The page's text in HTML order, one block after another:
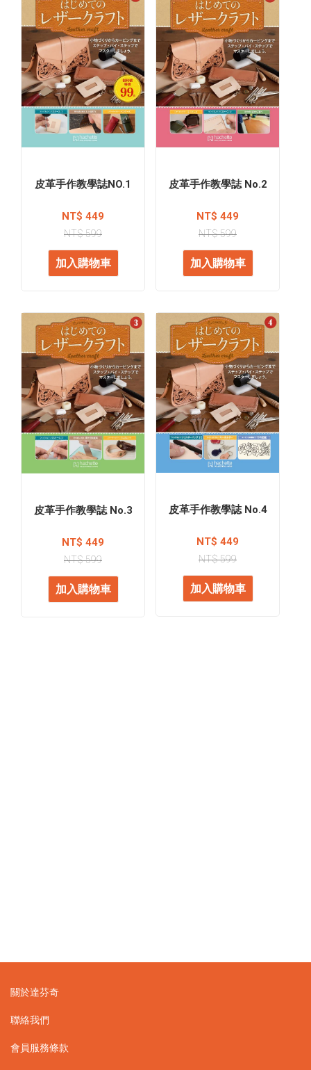
皮革手作教學誌NO.1
NT$ 449
NT$ 599
加入購物車
皮革手作教學誌 No.2
NT$ 449
NT$ 599
加入購物車
皮革手作教學誌 No.3
NT$ 449
NT$ 599
加入購物車
皮革手作教學誌 No.4
NT$ 449
NT$ 599
加入購物車
關於達芬奇
聯絡我們
會員服務條款